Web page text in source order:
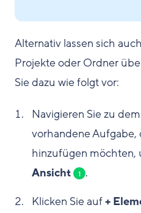
Alternativ lassen sich
Projekte oder Ordner
Sie dazu wie folgt vor:
Navigieren Sie zu
vorhandene
hinzufügen möchten,
Ansicht
1 .
Klicken Sie auf+